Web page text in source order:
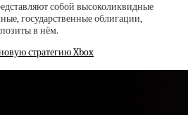
собой высоколиквидные
государственные облигации,
в нём.
стратегию Xbox